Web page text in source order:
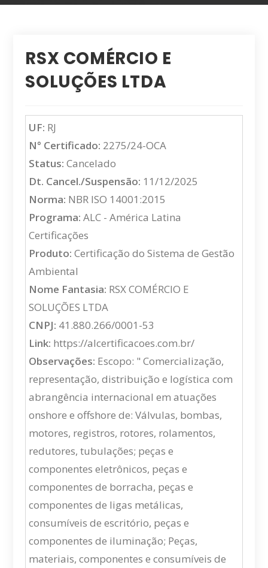
RSX COMÉRCIO E
SOLUÇÕES LTDA
UF: RJ
N° Certificado: 2275/24-OCA
Status: Cancelado
Dt. Cancel./Suspensão: 11/12/2025
Norma: NBR ISO 14001:2015
Programa: ALC - América Latina
Certificações
Produto: Certificação do Sistema de Gestão
Ambiental
Nome Fantasia: RSX COMÉRCIO E
SOLUÇÕES LTDA
CNPJ: 41.880.266/0001-53
Link: https://alcertificacoes.com.br/
Observações: Escopo: " Comercialização,
representação, distribuição e logística com
abrangência internacional em atuações
onshore e offshore de: Válvulas, bombas,
motores, registros, rotores, rolamentos,
redutores, tubulações; peças e
componentes eletrônicos, peças e
componentes de borracha, peças e
componentes de ligas metálicas,
consumíveis de escritório, peças e
componentes de iluminação; Peças,
materiais, componentes e consumíveis de